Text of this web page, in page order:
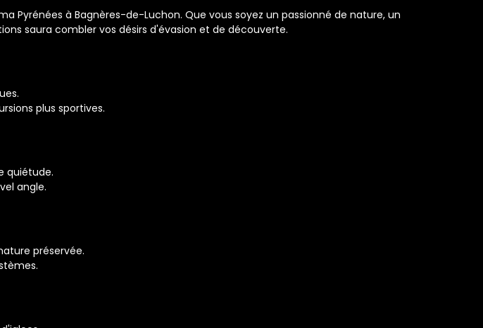
Pyrénées à Bagnères-de-Luchon. Que vous soyez un passionné de nature, un
saura combler vos désirs d'évasion et de découverte.
plus sportives.
quiétude.
angle.
préservée.